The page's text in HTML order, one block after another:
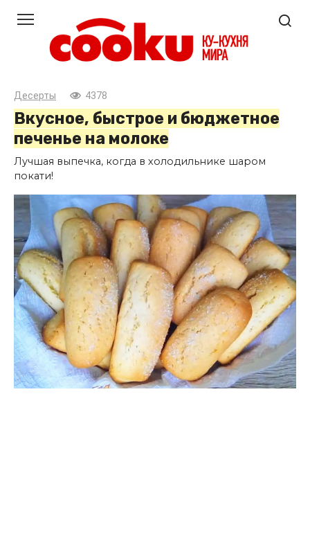
контенту
Десерты 4378
Вкусное, быстрое и бюджетное
печенье на молоке
Лучшая выпечка, когда в холодильнике шаром
покати!